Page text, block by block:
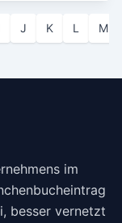
J K L M
im
besser vernetzt